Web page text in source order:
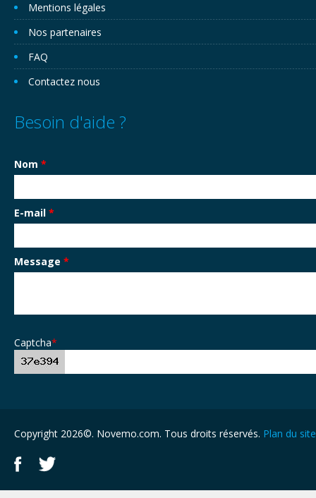
Mentions légales
Nos partenaires
FAQ
Contactez nous
Besoin d'aide ?
Nom *
E-mail *
Message *
Captcha*
Copyright 2026©. Novemo.com. Tous droits réservés. Plan du site